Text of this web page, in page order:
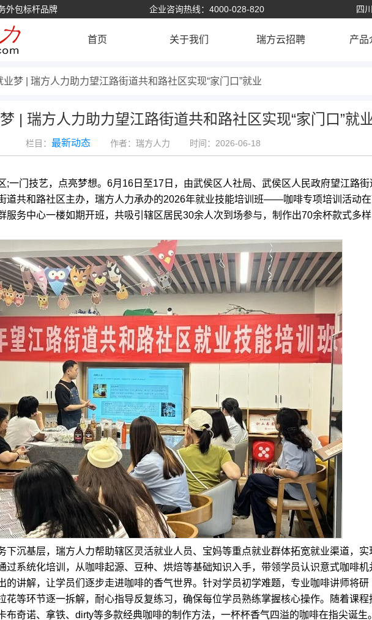
外包标杆品牌 企业咨询热线：4000-028-820 四
首页 关于我们 瑞方云招聘 产品
业梦 | 瑞方人力助力望江路街道共和路社区实现“家门口”就业
| 瑞方人力助力望江路街道共和路社区实现“家门口”就
栏目： 最新动态 作者：瑞方人力 时间：2026-06-18
门技艺，点亮梦想。6月16日至17日，由武侯区人社局、武侯区人民政府望江路街
道共和路社区主办，瑞方人力承办的2026年就业技能培训班——咖啡专项培训活动
服务中心一楼如期开班，共吸引辖区居民30余人次到场参与，制作出70余杯款式多样
沉基层，瑞方人力帮助辖区灵活就业人员、宝妈等重点就业群体拓宽就业渠道，实
过系统化培训，从咖啡起源、豆种、烘焙等基础知识入手，带领学员认识意式咖啡机
的讲解，让学员们逐步走进咖啡的香气世界。针对学员初学难题，专业咖啡讲师将研
花等环节逐一拆解，耐心指导反复练习，确保每位学员熟练掌握核心操作。随着课程
布奇诺、拿铁、dirty等多款经典咖啡的制作方法，一杯杯香气四溢的咖啡在指尖诞生